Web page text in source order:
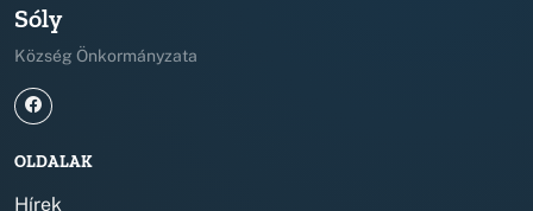
Sóly
Község Önkormányzata
OLDALAK
Hírek